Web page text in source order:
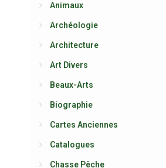
Animaux
Archéologie
Architecture
Art Divers
Beaux-Arts
Biographie
Cartes Anciennes
Catalogues
Chasse Pêche